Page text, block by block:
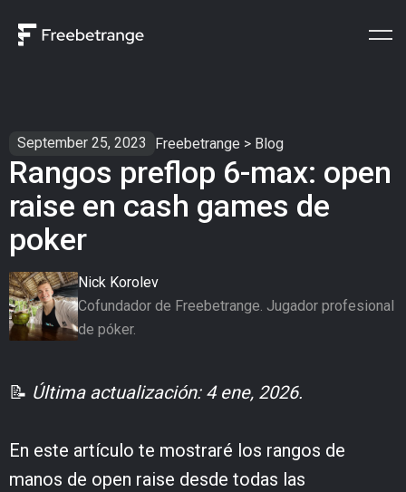
September 25, 2023 Freebetrange > Blog
Rangos preflop 6-max: open
raise en cash games de
poker
📝 Última actualización: 4 ene, 2026.
En este artículo te mostraré los rangos de
manos de open raise desde todas las
Nick Korolev
Cofundador de Freebetrange. Jugador profesional
de póker.